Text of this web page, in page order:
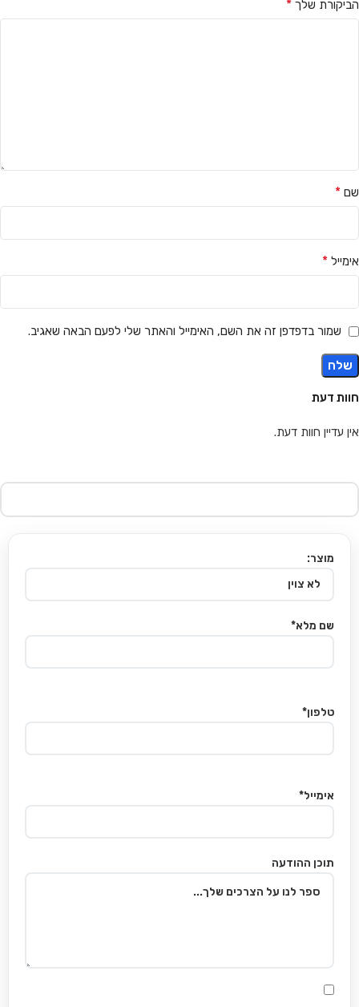
חוות דעת
אין עדיין חוות דעת.
הביקורת שלך *
שם *
אימייל *
שמור בדפדפן זה את השם, האימייל והאתר שלי לפעם הבאה שאגיב.
מוצר:
שם מלא*
טלפון*
אימייל*
תוכן ההודעה